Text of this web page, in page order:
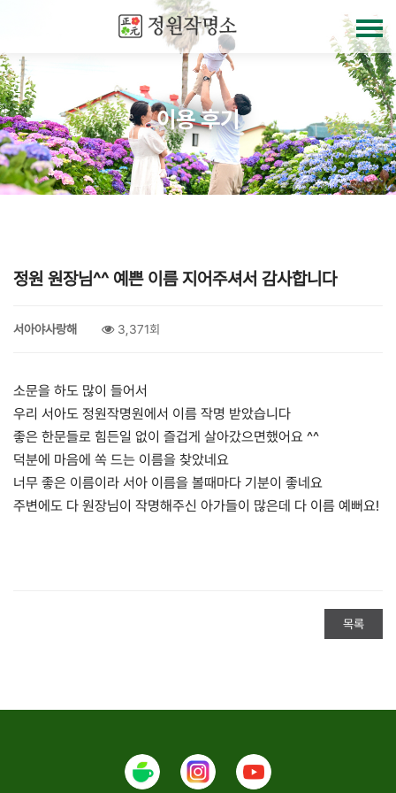
이용 후기
정원 원장님^^ 예쁜 이름 지어주셔서 감사합니다
서아야사랑해 3,371회
소문을 하도 많이 들어서
우리 서아도 정원작명원에서 이름 작명 받았습니다
좋은 한문들로 힘든일 없이 즐겁게 살아갔으면했어요 ^^
덕분에 마음에 쏙 드는 이름을 찾았네요
너무 좋은 이름이라 서아 이름을 볼때마다 기분이 좋네요
주변에도 다 원장님이 작명해주신 아가들이 많은데 다 이름 예뻐요!
목록